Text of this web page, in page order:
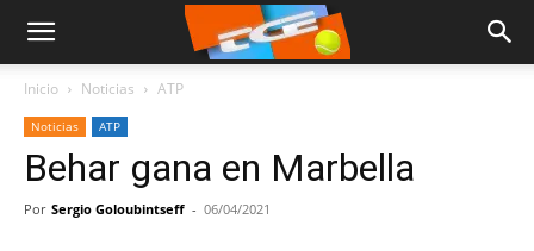
Inicio Noticias ATP
Noticias ATP
Behar gana en Marbella
Por Sergio Goloubintseff - 06/04/2021